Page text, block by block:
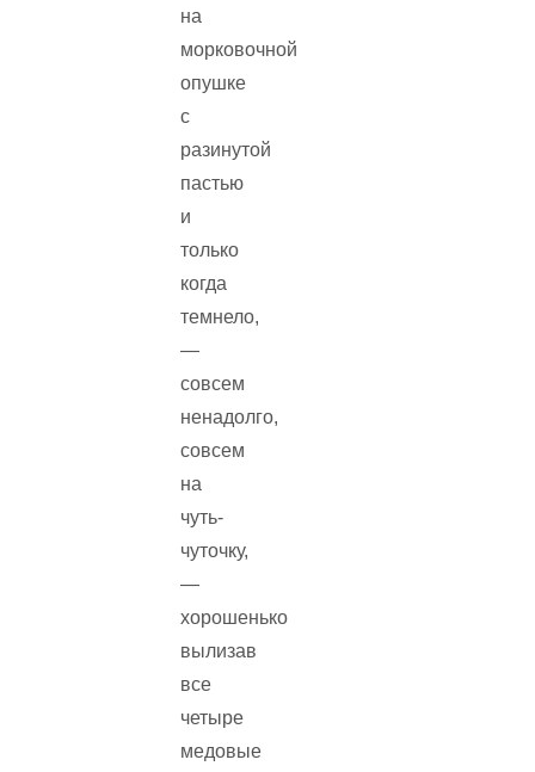
на
морковочной
опушке
с
разинутой
пастью
и
только
когда
темнело,
—
совсем
ненадолго,
совсем
на
чуть-
чуточку,
—
хорошенько
вылизав
все
четыре
медовые